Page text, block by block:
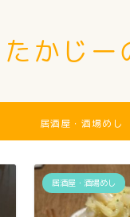
たかじー
居酒屋・酒場めし
居酒屋・酒場めし